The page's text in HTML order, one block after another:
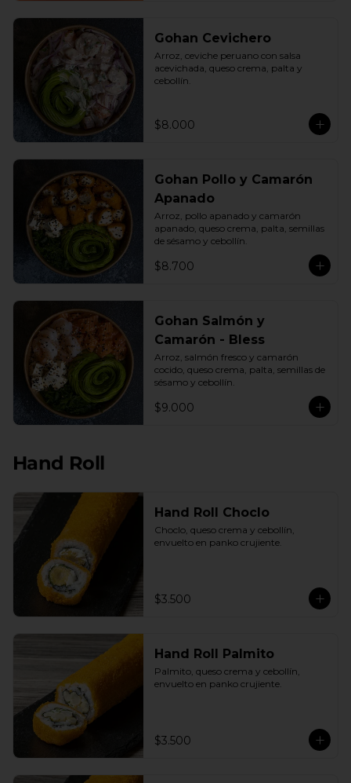
Gohan Cevichero
Arroz, ceviche peruano con salsa
acevichada, queso crema, palta y
cebollín.
$8.000
Gohan Pollo y Camarón
Apanado
Arroz, pollo apanado y camarón
apanado, queso crema, palta, semillas
de sésamo y cebollín.
$8.700
Gohan Salmón y
Camarón - Bless
Arroz, salmón fresco y camarón
cocido, queso crema, palta, semillas de
sésamo y cebollín.
$9.000
Hand Roll
Hand Roll Choclo
Choclo, queso crema y cebollín,
envuelto en panko crujiente.
$3.500
Hand Roll Palmito
Palmito, queso crema y cebollín,
envuelto en panko crujiente.
$3.500